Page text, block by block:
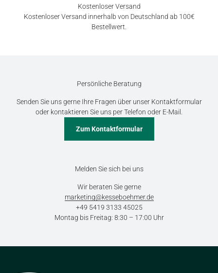
Kostenloser Versand
Kostenloser Versand innerhalb von Deutschland ab 100€
Bestellwert.
Persönliche Beratung
Senden Sie uns gerne Ihre Fragen über unser Kontaktformular
oder kontaktieren Sie uns per Telefon oder E-Mail.
Zum Kontaktformular
Melden Sie sich bei uns
Wir beraten Sie gerne
marketing@kesseboehmer.de
+49 5419 3133 45025
Montag bis Freitag: 8:30 – 17:00 Uhr